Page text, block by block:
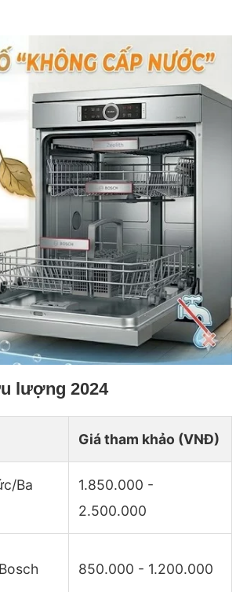
lượng 2024
Giá tham khảo (VNĐ)
Ba
1.850.000 -
2.500.000
850.000 - 1.200.000